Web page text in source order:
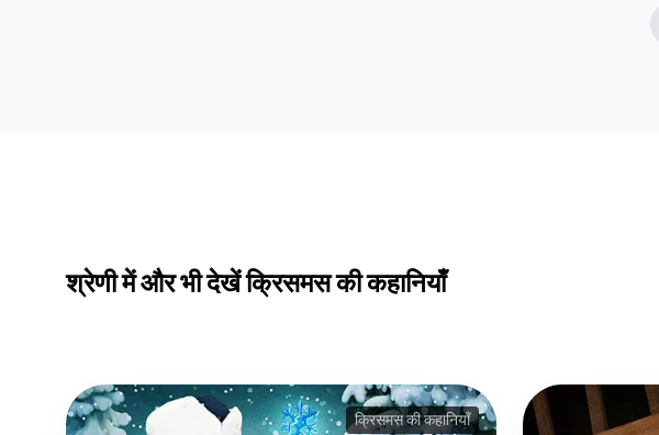
श्रेणी में और भी देखें क्रिसमस की कहानियाँ
क्रिसमस की कहानियाँ